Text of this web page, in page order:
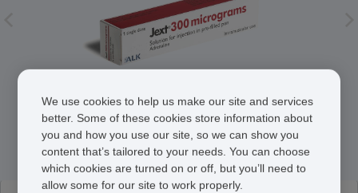
Jext
Adrenaline (tartrate)
We use cookies to help us make our site and services
better. Some of these cookies store information about
you and how you use our site, so we can show you
content that’s tailored to your needs. You can choose
which cookies are turned on or off, but you’ll need to
allow some for our site to work properly.